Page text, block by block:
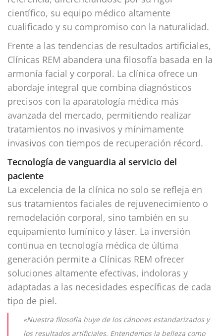
científico, su equipo médico altamente
cualificado y su compromiso con la naturalidad.
Frente a las tendencias de resultados artificiales,
Clínicas REM abandera una filosofía basada en la
armonía facial y corporal. La clínica ofrece un
abordaje integral que combina diagnósticos
precisos con la aparatología médica más
avanzada del mercado, permitiendo realizar
tratamientos no invasivos y mínimamente
invasivos con tiempos de recuperación récord.
Tecnología de vanguardia al servicio del
paciente
La excelencia de la clínica no solo se refleja en
sus tratamientos faciales de rejuvenecimiento o
remodelación corporal, sino también en su
equipamiento lumínico y láser. La inversión
continua en tecnología médica de última
generación permite a Clínicas REM ofrecer
soluciones altamente efectivas, indoloras y
adaptadas a las necesidades específicas de cada
tipo de piel.
«Nuestra filosofía huye de los cánones estandarizados y
los resultados artificiales. Entendemos la belleza como